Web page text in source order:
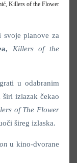
Killers of the Flower
svoje planove za
Killers of the
u odabranim
izlazak čekao
of The Flower
šireg izlaska.
u kino-dvorane